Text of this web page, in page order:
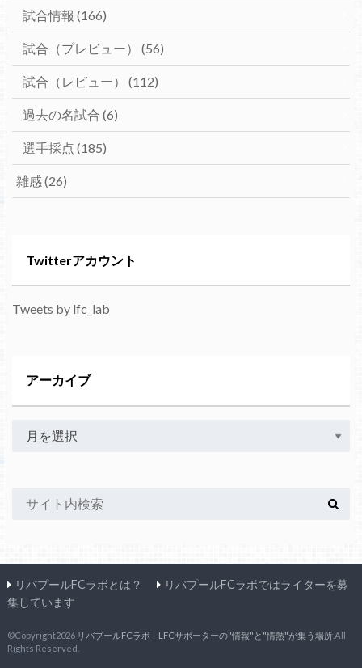
試合情報 (166)
試合（プレビュー） (56)
試合（レビュー） (112)
過去の名試合 (6)
選手採点 (185)
雑感(26)
Twitterアカウント
Tweets by lfc_lab
アーカイブ
リバプールFCラボとは？
リバプールFCラボではライターを募
集しています
©Copyright2026 リバプールFCラボ – LFCサポーターの"情報"と"情熱"が集う場所.All
Rights Reserved.